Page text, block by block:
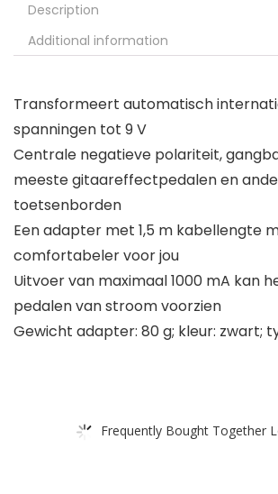
Description
Additional information
Transformeert automatisch
spanningen tot 9 V
Centrale negatieve polariteit,
meeste gitaareffectpedalen en
toetsenborden
Een adapter met 1,5 m kabellengte
comfortabeler voor jou
Uitvoer van maximaal 1000 mA kan
pedalen van stroom voorzien
Gewicht adapter: 80 g; kleur: zwart;
Frequently Bought Together